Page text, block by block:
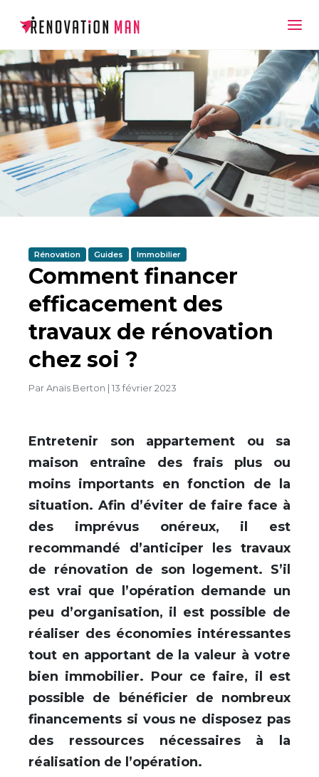
Rénovation Guides Immobilier
Comment financer
efficacement des
travaux de rénovation
chez soi ?
Par Anaïs Berton 13 février 2023
Entretenir son appartement ou sa
maison entraîne des frais plus ou
moins importants en fonction de la
situation. Afin d’éviter de faire face à
des imprévus onéreux, il est
recommandé d’anticiper les travaux
de rénovation de son logement. S’il
est vrai que l’opération demande un
peu d’organisation, il est possible de
réaliser des économies intéressantes
tout en apportant de la valeur à votre
bien immobilier. Pour ce faire, il est
possible de bénéficier de nombreux
financements si vous ne disposez pas
des ressources nécessaires à la
réalisation de l’opération.